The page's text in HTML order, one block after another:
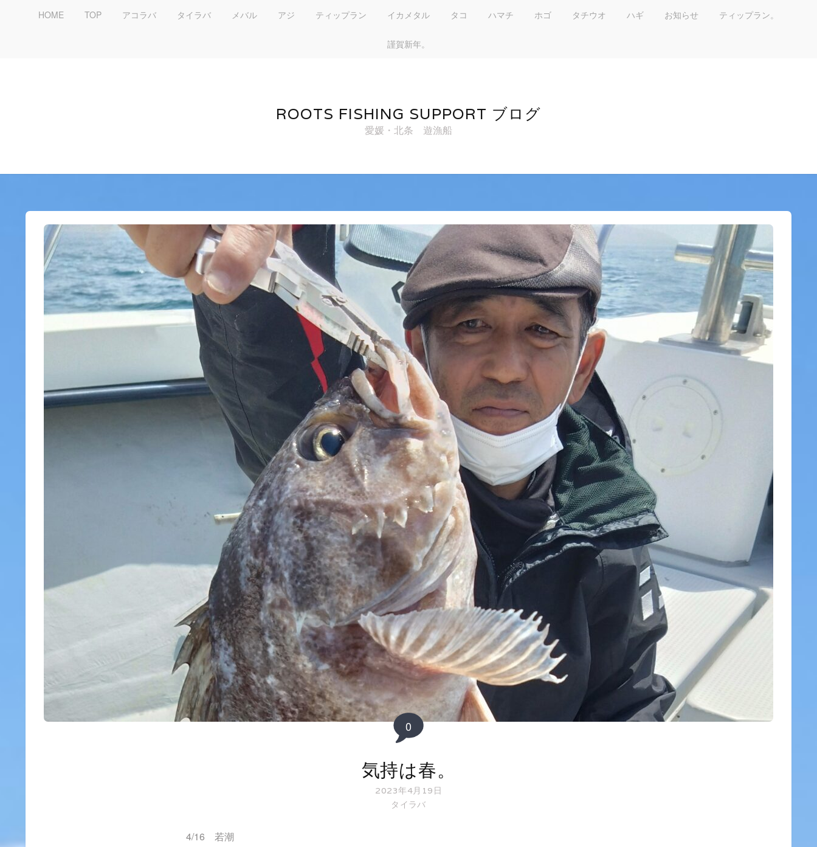
HOME TOP アコラバ タイラバ メバル アジ ティップラン イカメタル タコ ハマチ ホゴ タチウオ ハギ お知らせ ティップラン。
謹賀新年。
ROOTS FISHING SUPPORT ブログ
愛媛・北条 遊漁船
0
気持は春。
2023年4月19日
タイラバ
4/16 若潮